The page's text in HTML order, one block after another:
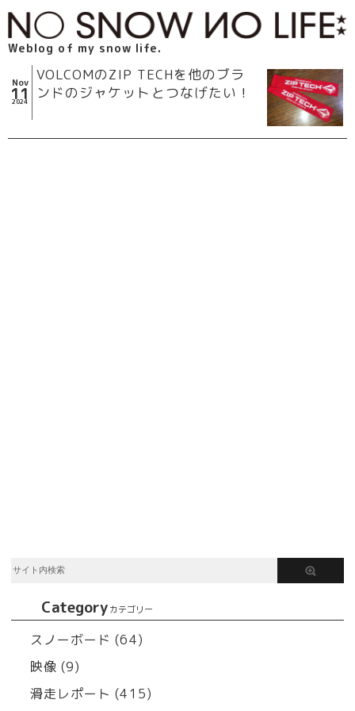
Weblog of my snow life.
Nov
11
2024
VOLCOMのZIP TECHを他のブラ
ンドのジャケットとつなげたい！
Categoryカテゴリー
スノーボード (64)
映像 (9)
滑走レポート (415)